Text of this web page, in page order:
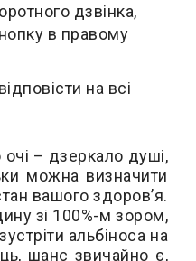
дзвінка,
в правому
на всі
– дзеркало душі,
можна визначити
вашого здоров’я.
зі 100%-м зором,
альбіноса на
шанс звичайно є,